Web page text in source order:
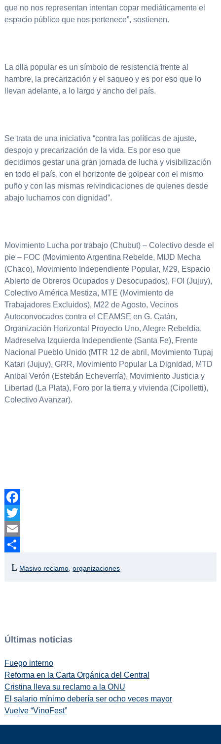
que no nos representan intentan copar mediáticamente el
espacio público que nos pertenece”, sostienen.
La olla popular es un símbolo de resistencia frente al
hambre, la precarización y el saqueo y es por eso que lo
llevan adelante, a lo largo y ancho del país.
Se trata de una iniciativa “contra las políticas de ajuste,
despojo y precarización de la vida. Es por eso que
decidimos gestar una gran jornada de lucha y visibilización
en todo el país, con el horizonte de golpear con el mismo
puño y con las mismas reivindicaciones de quienes desde
abajo luchamos con dignidad”.
Movimiento Lucha por trabajo (Chubut) – Colectivo desde el
pie – FOC (Movimiento Argentina Rebelde, MIJD Mecha
(Chaco), Movimiento Independiente Popular, M29, Espacio
Abierto de Obreros Ocupados y Desocupados), FOI (Jujuy),
Colectivo América Mestiza, MTE (Movimiento de
Trabajadores Excluidos), M22 de Agosto, Vecinos
Autoconvocados contra el CEAMSE en G. Catán,
Organización Horizontal Proyecto Uno, Alegre Rebeldía,
Madreselva Izquierda Independiente (Santa Fe), Frente
Nacional Pueblo Unido (MTR 12 de abril, Movimiento Tupaj
Katari (Jujuy), GRR, Movimiento Popular La Dignidad, MTD
Anibal Verón (Estebán Echeverría), Movimiento Justicia y
Libertad (La Plata), Foro por la tierra y vivienda (Cipolletti),
Colectivo Avanzar).
Facebook
Twitter
Email
Masivo reclamo ,organizaciones
Últimas noticias
Fuego interno
Reforma en la Carta Orgánica del Central
Cristina lleva su reclamo a la ONU
El salario mínimo debería ser ocho veces mayor
Vuelve “VinoFest”